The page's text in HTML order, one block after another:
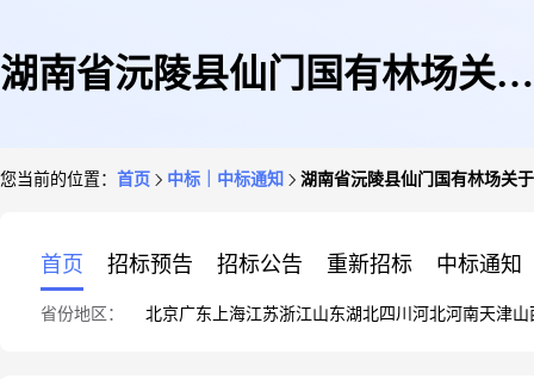
湖南省沅陵县仙门国有林场关于
您当前的位置： 首页 中标｜中标通知 湖南省沅陵县仙门国有林场关
首页 招标预告 招标公告 重新招标 中标通知
省份地区： 北京广东 上海江苏浙江山东湖北四川 河北河南天津山